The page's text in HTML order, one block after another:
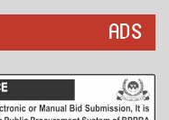
ADS